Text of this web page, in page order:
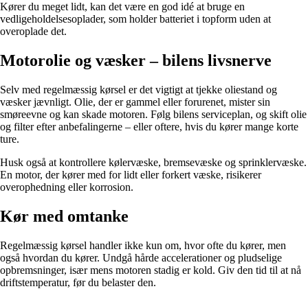
Kører du meget lidt, kan det være en god idé at bruge en
vedligeholdelsesoplader, som holder batteriet i topform uden at
overoplade det.
Motorolie og væsker – bilens livsnerve
Selv med regelmæssig kørsel er det vigtigt at tjekke oliestand og
væsker jævnligt. Olie, der er gammel eller forurenet, mister sin
smøreevne og kan skade motoren. Følg bilens serviceplan, og skift olie
og filter efter anbefalingerne – eller oftere, hvis du kører mange korte
ture.
Husk også at kontrollere kølervæske, bremsevæske og sprinklervæske.
En motor, der kører med for lidt eller forkert væske, risikerer
overophedning eller korrosion.
Kør med omtanke
Regelmæssig kørsel handler ikke kun om, hvor ofte du kører, men
også hvordan du kører. Undgå hårde accelerationer og pludselige
opbremsninger, især mens motoren stadig er kold. Giv den tid til at nå
driftstemperatur, før du belaster den.